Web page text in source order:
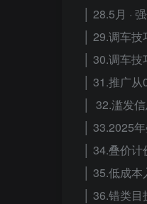
│ 28.5月 ·
│ 29.调车
│ 30.调车
│ 31.推广
│ 32.滥发
│ 33.2025
│ 34.叠价
│ 35.低成
│ 36.错类